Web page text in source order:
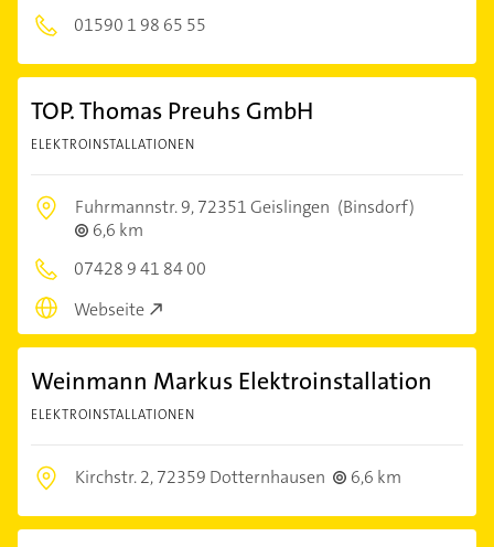
01590 1 98 65 55
TOP. Thomas Preuhs GmbH
ELEKTROINSTALLATIONEN
Fuhrmannstr. 9,72351 Geislingen (Binsdorf)
6,6 km
07428 9 41 84 00
Webseite
Weinmann Markus Elektroinstallation
ELEKTROINSTALLATIONEN
Kirchstr. 2,72359 Dotternhausen 6,6 km